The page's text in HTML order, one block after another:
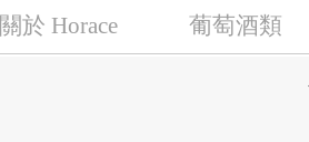
關於 Horace 葡萄酒類